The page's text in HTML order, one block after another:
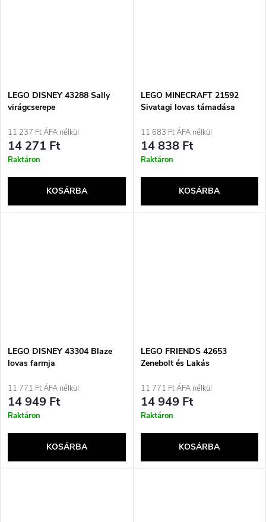
LEGO DISNEY 43288 Sally
virágcserepe
11 237 Ft ÁFA nélkül
14 271 Ft
Raktáron
KOSÁRBA
LEGO MINECRAFT 21592
Sivatagi lovas támadása
11 683 Ft ÁFA nélkül
14 838 Ft
Raktáron
KOSÁRBA
LEGO DISNEY 43304 Blaze
lovas farmja
11 771 Ft ÁFA nélkül
14 949 Ft
Raktáron
KOSÁRBA
LEGO FRIENDS 42653
Zenebolt és Lakás
11 771 Ft ÁFA nélkül
14 949 Ft
Raktáron
KOSÁRBA